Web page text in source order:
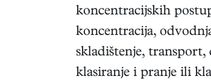
koncentracijskih
koncentracija,
skladištenje, transport,
klasiranje i pranje ili